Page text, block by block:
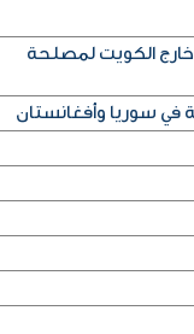
الكويت لمصلحة